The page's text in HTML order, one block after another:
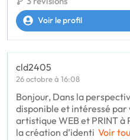
Voir le profil
cld2405
26 octobre à 16:08
Bonjour, Dans la
disponible et intéressé
artistique WEB et PRINT à
la création d’identi Voir